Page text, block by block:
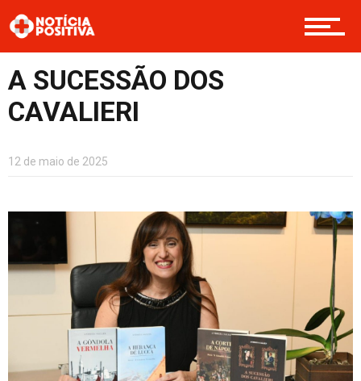
Contato
A SUCESSÃO DOS
CAVALIERI
12 de maio de 2025